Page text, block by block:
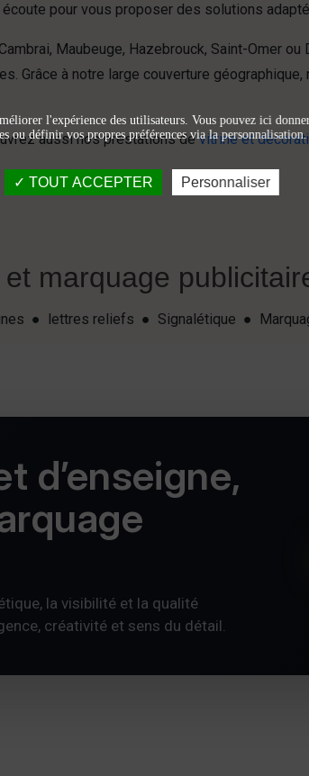
pour vous proposer des solutions
Maubeuge, Hazebrouck, Saint-Omer
Grâce à notre large couverture
aussi nos prestations devitrine et
marquage
● lettres reliefs ● Signalétique ●
d’enseigne,
la visibilité et la qualité
créativité et sens du détail.
l'expérience des utilisateurs. Vous pouvez ici
ou définir vos propres préférences via la personnalisation.
TOUT ACCEPTER Personnaliser